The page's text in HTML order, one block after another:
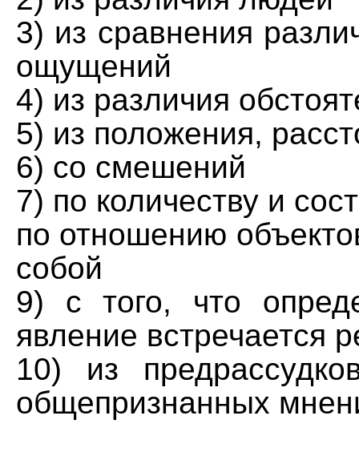
3) из сравнения
ощущений
4) из различия
5) из положения,
6) со смешений
7) по количеству и
по отношению
собой
9) с того, что
явление встречается
10) из
общепризнанных